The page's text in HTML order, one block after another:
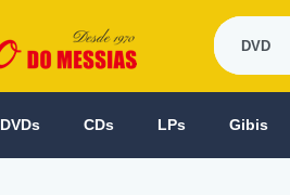
DVDs CDs LPs Gibis